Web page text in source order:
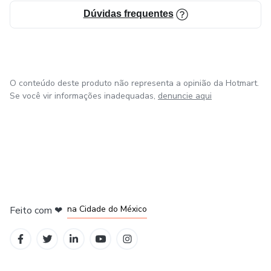
Dúvidas frequentes
O conteúdo deste produto não representa a opinião da Hotmart.
Se você vir informações inadequadas, denuncie aqui
Feito com ❤ na Cidade do México